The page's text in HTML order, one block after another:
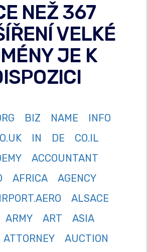
NEŽ 367
VELKÉ
JE K
BIZ NAME
INFO
IN DE
CO.IL
ACCOUNTANT
AFRICA
AGENCY
ALSACE
ARMY ART
ASIA
ATTORNEY
AUCTION